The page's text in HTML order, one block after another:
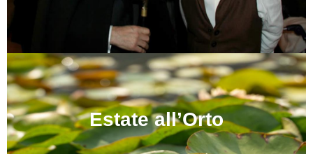
Estate all’Orto